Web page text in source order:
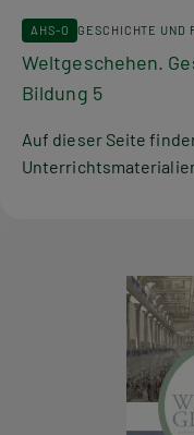
AHS-O GESCHICHTE UND
Weltgeschehen.
Bildung 5
Auf dieser Seite